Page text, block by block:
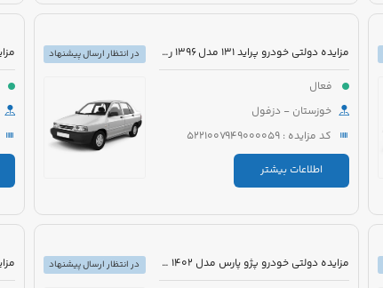
مزایده دولتی خودرو پراید 131 مدل 1396 رنگ سفید
فعال
خوزستان - دزفول
کد مزایده : 5221007949000059
اطلاعات بیشتر
در انتظار ارسال پیشنهاد
مزایده دولتی خودرو پژو پارس مدل 1402 رنگ سفید
در انتظار ارسال پیشنهاد